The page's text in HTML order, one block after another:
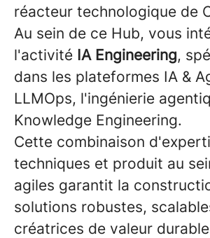
réacteur technologique de
Au sein de ce Hub, vous
l'activité IA Engineering,
dans les plateformes IA &
LLMOps, l'ingénierie
Knowledge Engineering.
Cette combinaison
techniques et produit au
agiles garantit la
solutions robustes,
créatrices de valeur